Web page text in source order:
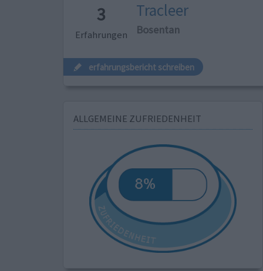
3
Erfahrungen
Tracleer
Bosentan
erfahrungsbericht schreiben
ALLGEMEINE ZUFRIEDENHEIT